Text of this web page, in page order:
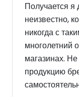
Получается я
неизвестно,
никогда с
многолетний
магазинах.
продукцию